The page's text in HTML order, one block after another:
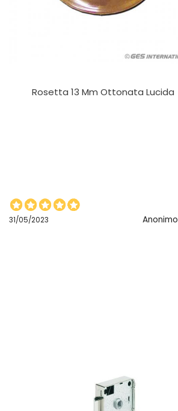
Rosetta 13 Mm Ottonata Lucida
31/05/2023 Anonimo